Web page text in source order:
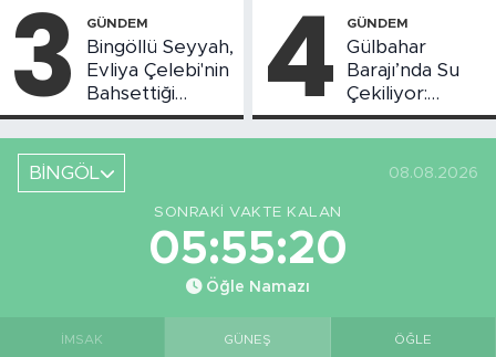
3 GÜNDEM
Bingöllü Seyyah,
Evliya Çelebi'nin
Bahsettiği
Bingöl'deki O
Yeri Görüntüledi
4 GÜNDEM
Gülbahar
Barajı’nda Su
Çekiliyor:
Piknikçi Sayısı
Azaldı
BİNGÖL
08.08.2026
SONRAKI VAKTE KALAN
05:55:19
Öğle Namazı
İMSAK GÜNEŞ ÖĞLE